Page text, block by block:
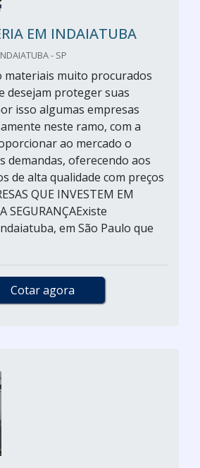
EM INDAIATUBA
- SP
materiais muito procurados
desejam proteger suas
isso algumas empresas
neste ramo, com a
ao mercado o
demandas, oferecendo aos
de alta qualidade com preços
QUE INVESTEM EM
SEGURANÇAExiste
em São Paulo que
Cotar agora